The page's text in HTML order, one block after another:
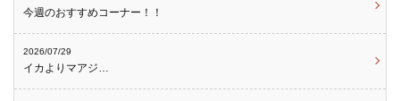
今週のおすすめコーナー！！
2026/07/29
イカよりマアジ…